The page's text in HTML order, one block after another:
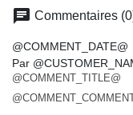
chat Commentaires
@COMMENT_DATE@
Par
@COMMENT_TITLE@